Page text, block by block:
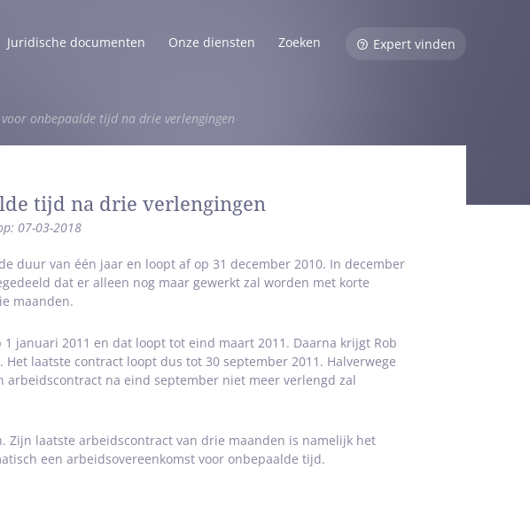
Juridische documenten Onze diensten Zoeken Expert vinden
onbepaalde tijd na drie verlengingen
tijd na drie verlengingen
07-03-2018
duur van één jaar en loopt af op 31 december 2010. In december
dat er alleen nog maar gewerkt zal worden met korte
maanden.
januari 2011 en dat loopt tot eind maart 2011. Daarna krijgt Rob
laatste contract loopt dus tot 30 september 2011. Halverwege
na eind september niet meer verlengd zal
Zijn laatste arbeidscontract van drie maanden is namelijk het
een arbeidsovereenkomst voor onbepaalde tijd.